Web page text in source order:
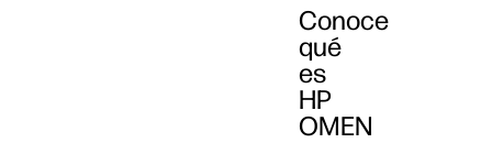
Conoce
qué
es
HP
OMEN